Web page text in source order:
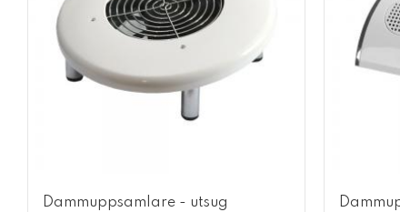
Dammuppsamlare - utsug